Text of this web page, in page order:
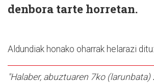
denbora tarte horretan.
Aldundiak honako oharrak helarazi ditu:
"Halaber, abuztuaren 7ko